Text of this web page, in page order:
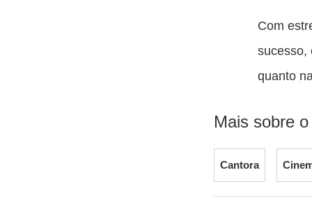
Com
sucesso,
quanto
Mais sobre
Cantora